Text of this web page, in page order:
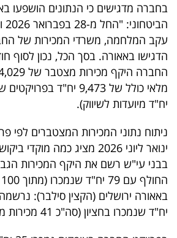
40
UNDER
40
שיתופי
פעולה
דרושים
ניוזלטרים
בחברה מדגישים כי הנתונים הושפעו
עקב המלחמה, משרדי המכירות של
הדגישו באאורה. בסך הכל, נכון לסוף
יח"ד מיועדות לשיווק).
ניתוח נתוני המכירות המצטברים לפי
ינואר ליוני 2026 מציג כמה
בבני עי"ש רשם את היקף המכירות
יח"ד שנמכרו בחציון (סה"כ 41 מכירות מצטברות).